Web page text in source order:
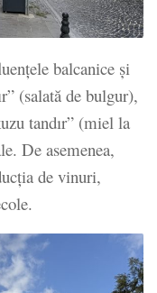
balcanice și
(salată de bulgur),
tandır” (miel la
De asemenea,
de vinuri,